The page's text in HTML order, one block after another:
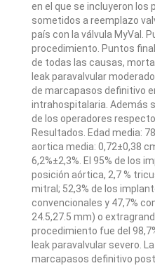
en el que se incluyeron los
sometidos a reemplazo
país con la válvula MyVal.
procedimiento. Puntos
de todas las causas,
leak paravalvular
de marcapasos definitivo
intrahospitalaria. Además
de los operadores
Resultados. Edad media:
aortica media: 0,72±0,38
6,2%±2,3%. El 95% de los
posición aórtica, 2,7 %
mitral; 52,3% de los
convencionales y 47,7%
24.5,27.5 mm) o
procedimiento fue del
leak paravalvular severo.
marcapasos definitivo